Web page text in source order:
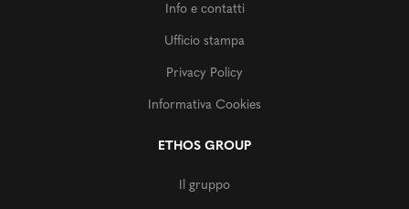
Info e contatti
Ufficio stampa
Privacy Policy
Informativa Cookies
ETHOS GROUP
Il gruppo